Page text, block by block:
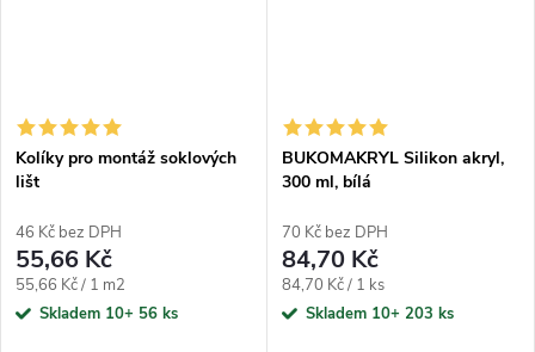
Kolíky pro montáž soklových
lišt
46 Kč bez DPH
55,66 Kč
Měrná cena:
55,66 Kč / 1 m2
Skladem 10+ 56 ks
BUKOMAKRYL Silikon akryl,
300 ml, bílá
70 Kč bez DPH
84,70 Kč
Měrná cena:
84,70 Kč / 1 ks
Skladem 10+ 203 ks